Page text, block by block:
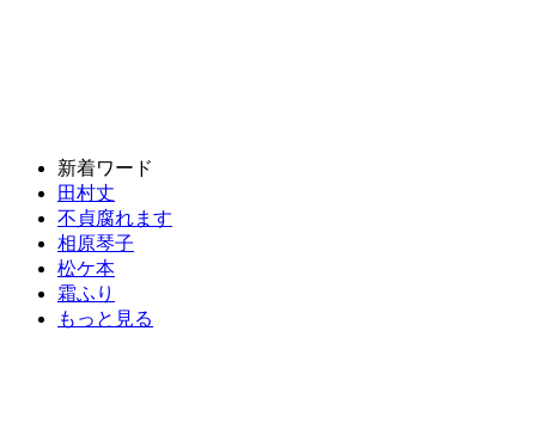
新着ワード
田村丈
不貞腐れます
相原琴子
松ケ本
霜ふり
もっと見る